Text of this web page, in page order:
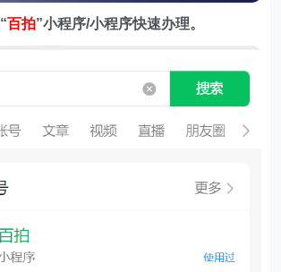
“百拍”小程序/小程序快速办理。